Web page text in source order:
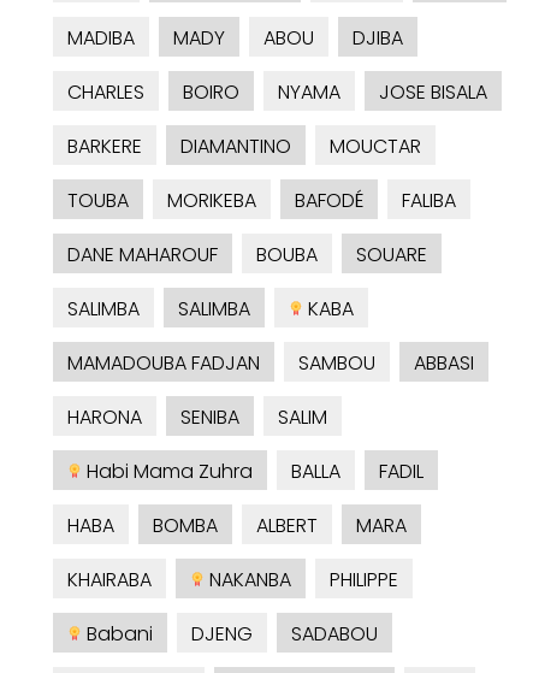
MADIBA MADY ABOU
DJIBA
CHARLES
BOIRO NYAMA
JOSE BISALA
BARKERE
DIAMANTINO
MOUCTAR
TOUBA
MORIKEBA BAFODÉ
FALIBA
DANE MAHAROUF
BOUBA
SOUARE
SALIMBA
SALIMBA
KABA
MAMADOUBA FADJAN
SAMBOU
ABBASI
HARONA
SENIBA
SALIM
Habi Mama Zuhra
BALLA
FADIL
HABA
BOMBA ALBERT
MARA
KHAIRABA
NAKANBA
PHILIPPE
Babani
DJENG
SADABOU